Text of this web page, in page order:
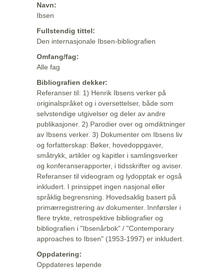
Navn:
Ibsen
Fullstendig tittel:
Den internasjonale Ibsen-bibliografien
Omfang/fag:
Alle fag
Bibliografien dekker:
Referanser til: 1) Henrik Ibsens verker på
originalspråket og i oversettelser, både som
selvstendige utgivelser og deler av andre
publikasjoner. 2) Parodier over og omdiktninger
av Ibsens verker. 3) Dokumenter om Ibsens liv
og forfatterskap: Bøker, hovedoppgaver,
småtrykk, artikler og kapitler i samlingsverker
og konferanserapporter, i tidsskrifter og aviser.
Referanser til videogram og lydopptak er også
inkludert. I prinsippet ingen nasjonal eller
språklig begrensning. Hovedsaklig basert på
primærregistrering av dokumenter. Innførsler i
flere trykte, retrospektive bibliografier og
bibliografien i "Ibsenårbok" / "Contemporary
approaches to Ibsen" (1953-1997) er inkludert.
Oppdatering:
Oppdateres løpende